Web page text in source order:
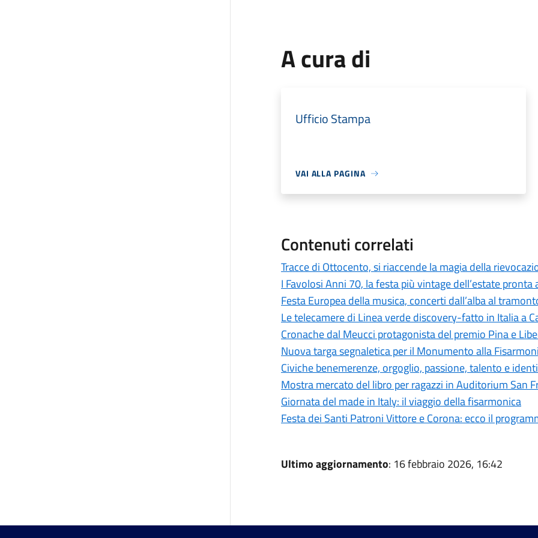
A cura di
Ufficio Stampa
VAI ALLA PAGINA
Contenuti correlati
Tracce di Ottocento, si riaccende la magia della
I Favolosi Anni 70, la festa più vintage dell’estate pronta
Festa Europea della musica, concerti dall’alba al
Le telecamere di Linea verde discovery-fatto in Italia a
Cronache dal Meucci protagonista del premio Pina e
Nuova targa segnaletica per il Monumento alla
Civiche benemerenze, orgoglio, passione, talento e
Mostra mercato del libro per ragazzi in Auditorium San
Giornata del made in Italy: il viaggio della fisarmonica
Festa dei Santi Patroni Vittore e Corona: ecco il
Ultimo aggiornamento: 16 febbraio 2026, 16:42